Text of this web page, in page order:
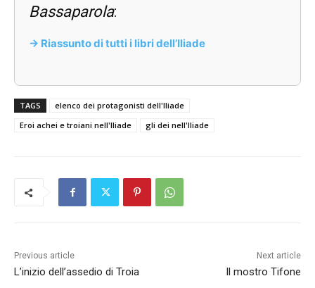
Bassaparola:
-> Riassunto di tutti i libri dell’Iliade
TAGS
elenco dei protagonisti dell'Iliade
Eroi achei e troiani nell'Iliade
gli dei nell'Iliade
Previous article
L’inizio dell’assedio di Troia
Next article
Il mostro Tifone